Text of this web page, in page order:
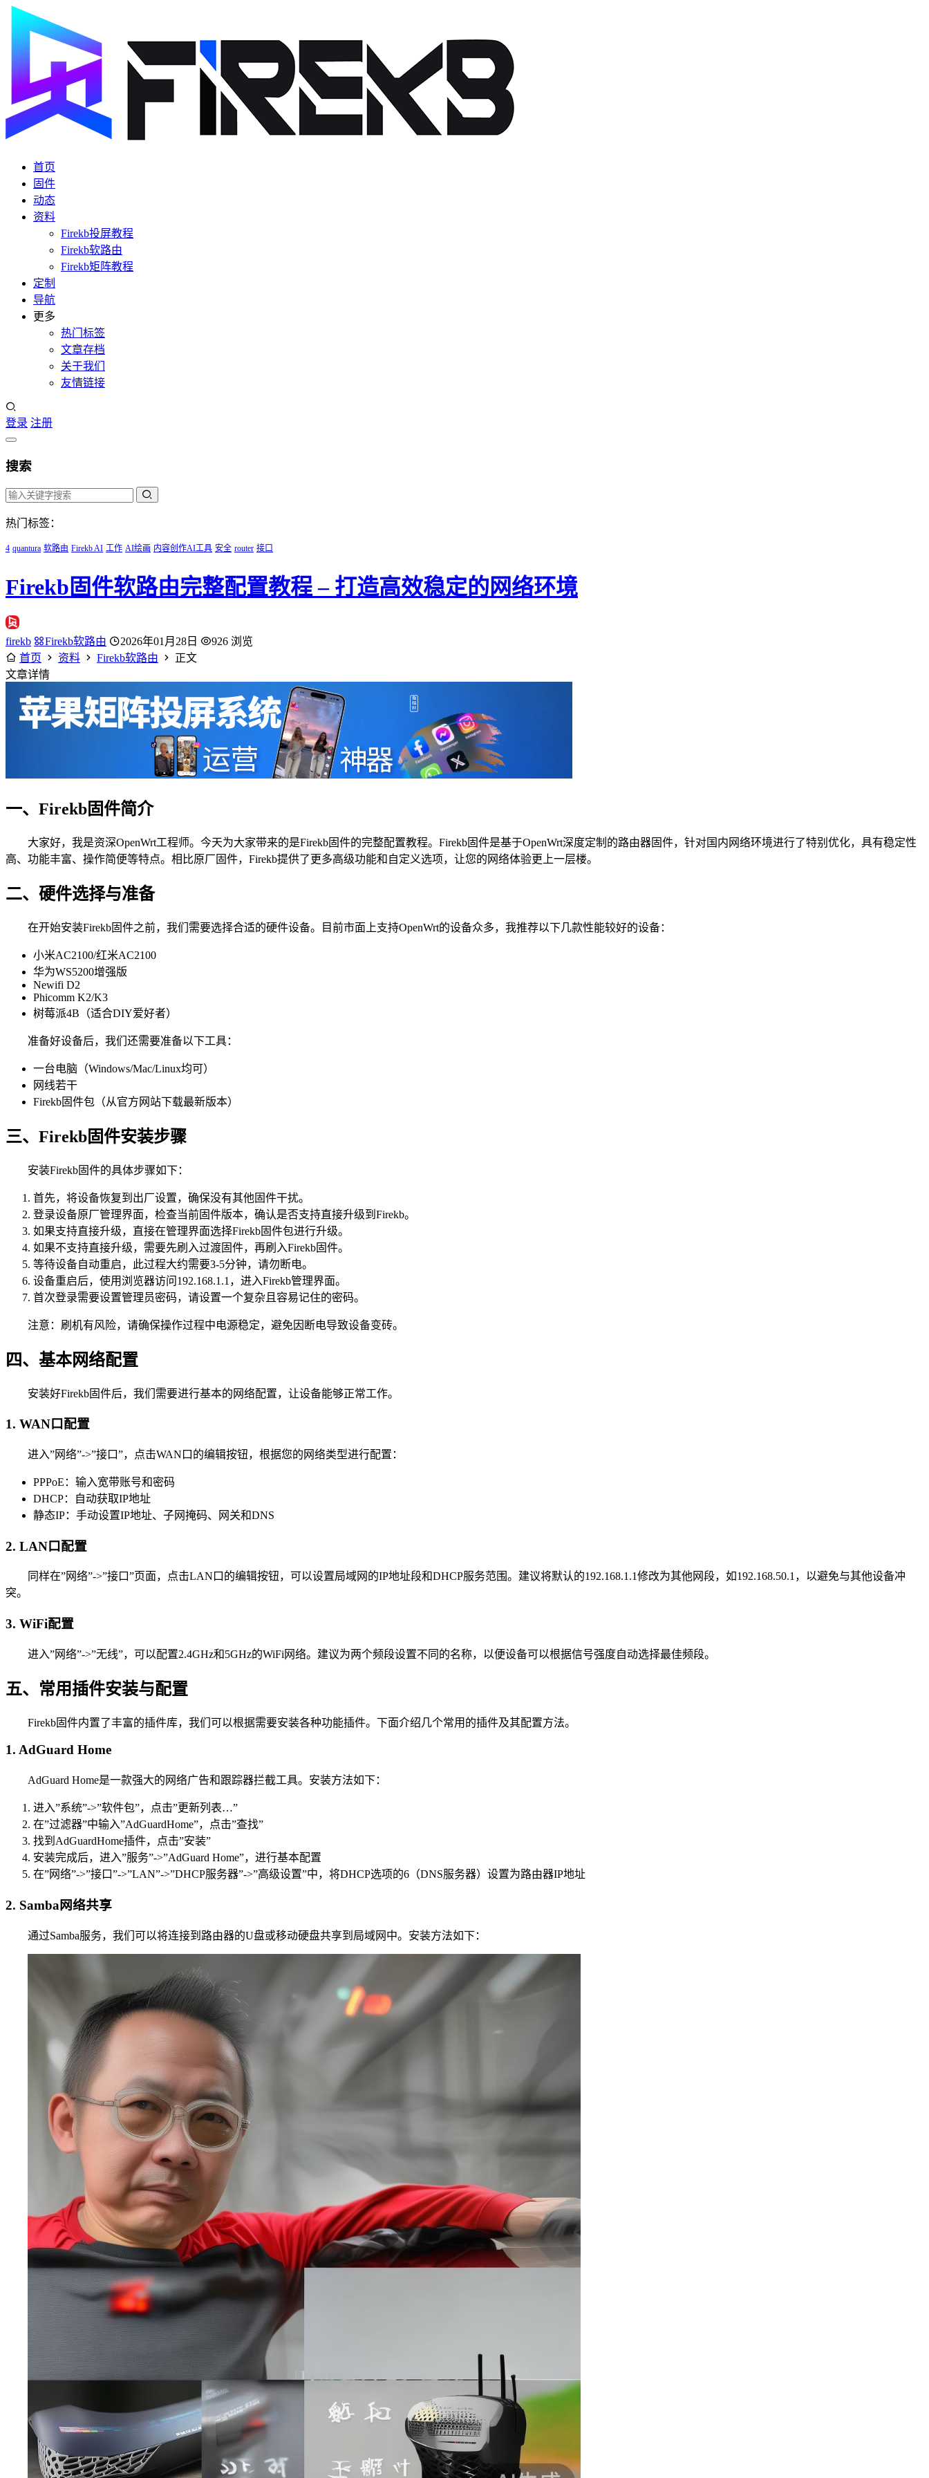
首页
固件
动态
资料
Firekb投屏教程
Firekb软路由
Firekb矩阵教程
定制
导航
更多
热门标签
文章存档
关于我们
友情链接
登录 注册
搜索
热门标签：
4 quantura 软路由 Firekb AI 工作 AI绘画 内容创作AI工具 安全 router 接口
Firekb固件软路由完整配置教程 – 打造高效稳定的网络环境
firekb Firekb软路由 2026年01月28日
926 浏览
首页
资料 Firekb软路由
正文
文章详情
一、Firekb固件简介
大家好，我是资深OpenWrt工程师。今天为大家带来的是Firekb固件的完整配置教程。Firekb固件是基于OpenWrt深度定制的路由器固件，针对国内网络环境进行了特别优化，具有稳定性
高、功能丰富、操作简便等特点。相比原厂固件，Firekb提供了更多高级功能和自定义选项，让您的网络体验更上一层楼。
二、硬件选择与准备
在开始安装Firekb固件之前，我们需要选择合适的硬件设备。目前市面上支持OpenWrt的设备众多，我推荐以下几款性能较好的设备：
小米AC2100/红米AC2100
华为WS5200增强版
Newifi D2
Phicomm K2/K3
树莓派4B（适合DIY爱好者）
准备好设备后，我们还需要准备以下工具：
一台电脑（Windows/Mac/Linux均可）
网线若干
Firekb固件包（从官方网站下载最新版本）
三、Firekb固件安装步骤
安装Firekb固件的具体步骤如下：
首先，将设备恢复到出厂设置，确保没有其他固件干扰。
登录设备原厂管理界面，检查当前固件版本，确认是否支持直接升级到Firekb。
如果支持直接升级，直接在管理界面选择Firekb固件包进行升级。
如果不支持直接升级，需要先刷入过渡固件，再刷入Firekb固件。
等待设备自动重启，此过程大约需要3-5分钟，请勿断电。
设备重启后，使用浏览器访问192.168.1.1，进入Firekb管理界面。
首次登录需要设置管理员密码，请设置一个复杂且容易记住的密码。
注意：刷机有风险，请确保操作过程中电源稳定，避免因断电导致设备变砖。
四、基本网络配置
安装好Firekb固件后，我们需要进行基本的网络配置，让设备能够正常工作。
1. WAN口配置
进入”网络”->”接口”，点击WAN口的编辑按钮，根据您的网络类型进行配置：
PPPoE：输入宽带账号和密码
DHCP：自动获取IP地址
静态IP：手动设置IP地址、子网掩码、网关和DNS
2. LAN口配置
同样在”网络”->”接口”页面，点击LAN口的编辑按钮，可以设置局域网的IP地址段和DHCP服务范围。建议将默认的192.168.1.1修改为其他网段，如192.168.50.1，以避免与其他设备冲
突。
3. WiFi配置
进入”网络”->”无线”，可以配置2.4GHz和5GHz的WiFi网络。建议为两个频段设置不同的名称，以便设备可以根据信号强度自动选择最佳频段。
五、常用插件安装与配置
Firekb固件内置了丰富的插件库，我们可以根据需要安装各种功能插件。下面介绍几个常用的插件及其配置方法。
1. AdGuard Home
AdGuard Home是一款强大的网络广告和跟踪器拦截工具。安装方法如下：
进入”系统”->”软件包”，点击”更新列表…”
在”过滤器”中输入”AdGuardHome”，点击”查找”
找到AdGuardHome插件，点击”安装”
安装完成后，进入”服务”->”AdGuard Home”，进行基本配置
在”网络”->”接口”->”LAN”->”DHCP服务器”->”高级设置”中，将DHCP选项的6（DNS服务器）设置为路由器IP地址
2. Samba网络共享
通过Samba服务，我们可以将连接到路由器的U盘或移动硬盘共享到局域网中。安装方法如下：